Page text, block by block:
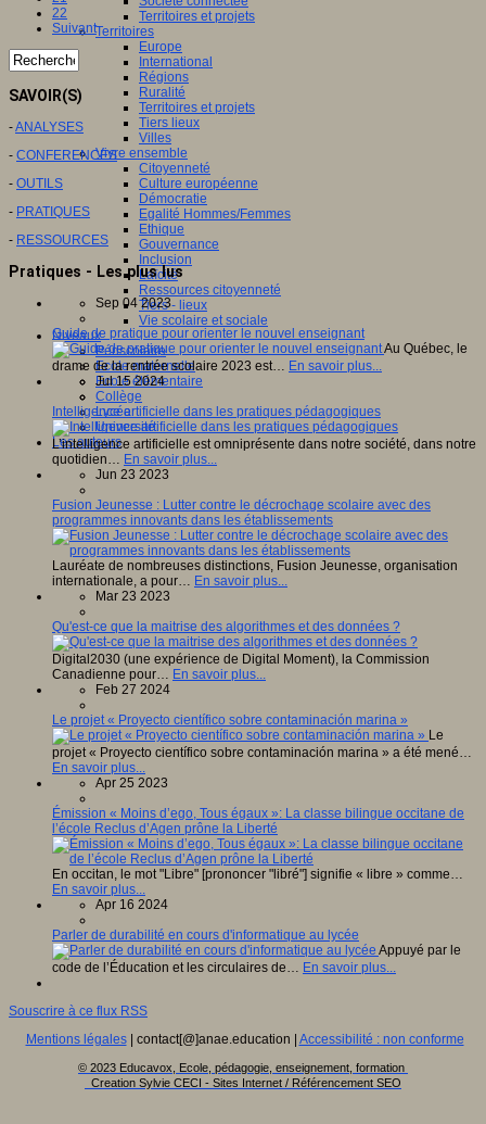
Territoires et projets
Territoires
Europe
International
Régions
Ruralité
Territoires et projets
Tiers lieux
Villes
Vivre ensemble
Citoyenneté
Culture européenne
Démocratie
Egalité Hommes/Femmes
Ethique
Gouvernance
Inclusion
Laïcité
Ressources citoyenneté
Tiers - lieux
Vie scolaire et sociale
Niveaux
Périscolaire
Ecole maternelle
Ecole élémentaire
Collège
Lycée
Université
Les auteurs
22
Suivant
SAVOIR(S)
-ANALYSES
- CONFERENCES
- OUTILS
- PRATIQUES
- RESSOURCES
Pratiques - Les plus lus
Sep 04 2023
Guide de pratique pour orienter le nouvel enseignant
Au Québec, le
drame de la rentrée scolaire 2023 est… En savoir plus...
Jul 15 2024
Intelligence artificielle dans les pratiques pédagogiques
L’intelligence artificielle est omniprésente dans notre société, dans notre
quotidien… En savoir plus...
Jun 23 2023
Fusion Jeunesse : Lutter contre le décrochage scolaire avec des
programmes innovants dans les établissements
Lauréate de nombreuses distinctions, Fusion Jeunesse, organisation
internationale, a pour… En savoir plus...
Mar 23 2023
Qu'est-ce que la maitrise des algorithmes et des données ?
Digital2030 (une expérience de Digital Moment), la Commission
Canadienne pour… En savoir plus...
Feb 27 2024
Le projet « Proyecto científico sobre contaminación marina »
Le
projet « Proyecto científico sobre contaminación marina » a été mené…
En savoir plus...
Apr 25 2023
Émission « Moins d’ego, Tous égaux »: La classe bilingue occitane de
l’école Reclus d’Agen prône la Liberté
En occitan, le mot "Libre" [prononcer "libré"] signifie « libre » comme…
En savoir plus...
Apr 16 2024
Parler de durabilité en cours d'informatique au lycée
Appuyé par le
code de l’Éducation et les circulaires de… En savoir plus...
Souscrire à ce flux RSS
Mentions légales| contact[@]anae.education | Accessibilité : non conforme
© 2023 Educavox, Ecole, pédagogie, enseignement, formation
Creation Sylvie CECI - Sites Internet / Référencement SEO